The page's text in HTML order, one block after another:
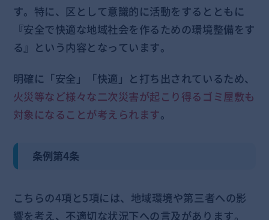
す。特に、区として意識的に活動をするとともに
『安全で快適な地域社会を作るための環境整備をす
る』という内容となっています。
明確に「安全」「快適」と打ち出されているため、
火災等など様々な二次災害が起こり得るゴミ屋敷も
対象になることが考えられます。
条例第4条
こちらの4項と5項には、地域環境や第三者への影
響を考え、不適切な状況下への言及があります。